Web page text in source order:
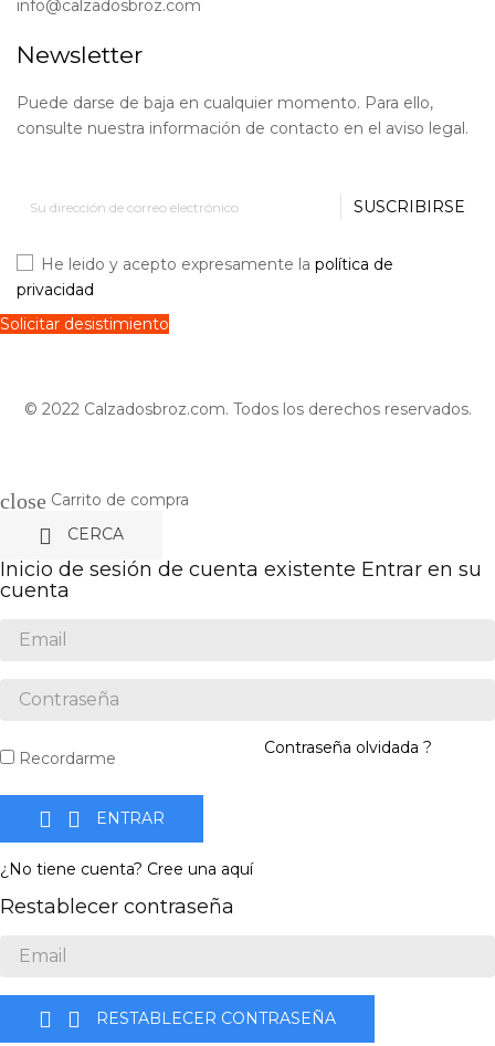
info@calzadosbroz.com
Newsletter
Puede darse de baja en cualquier momento. Para ello,
consulte nuestra información de contacto en el aviso legal.
SUSCRIBIRSE
He leido y acepto expresamente la política de
privacidad
Solicitar desistimiento
© 2022 Calzadosbroz.com. Todos los derechos reservados.
close Carrito de compra
 CERCA
Inicio de sesión de cuenta existente Entrar en su
cuenta
Recordarme
Contraseña olvidada ?
  ENTRAR
¿No tiene cuenta? Cree una aquí
Restablecer contraseña
  RESTABLECER CONTRASEÑA